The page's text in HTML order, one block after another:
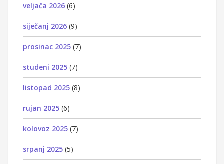
veljača 2026 (6)
siječanj 2026 (9)
prosinac 2025 (7)
studeni 2025 (7)
listopad 2025 (8)
rujan 2025 (6)
kolovoz 2025 (7)
srpanj 2025 (5)